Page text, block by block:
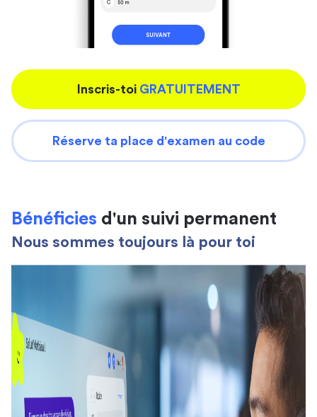
Inscris-toi GRATUITEMENT
Réserve ta place d'examen au code
Bénéficies d'un suivi permanent
Nous sommes toujours là pour toi